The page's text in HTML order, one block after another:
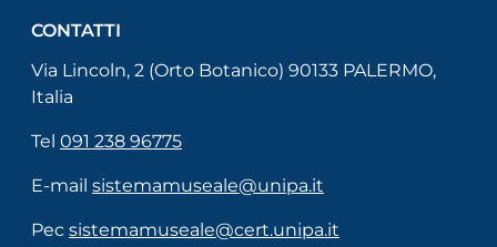
CONTATTI
Via Lincoln, 2 (Orto Botanico) 90133 PALERMO,
Italia
Tel 091 238 96775
E-mail sistemamuseale@unipa.it
Pec sistemamuseale@cert.unipa.it